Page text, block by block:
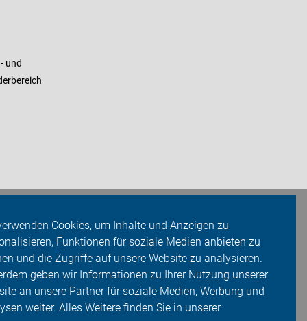
Cookies, um Inhalte und Anzeigen zu
Funktionen für soziale Medien anbieten zu
und die Zugriffe auf unsere Website zu analysieren.
geben wir Informationen zu Ihrer Nutzung unserer
an unsere Partner für soziale Medien, Werbung und
weiter. Alles Weitere finden Sie in unserer
und